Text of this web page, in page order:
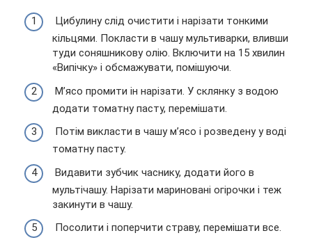
Цибулину слід очистити і нарізати тонкими
кільцями. Покласти в чашу мультиварки, вливши
туди соняшникову олію. Включити на 15 хвилин
«Випічку» і обсмажувати, помішуючи.
М’ясо промити ін нарізати. У склянку з водою
додати томатну пасту, перемішати.
Потім викласти в чашу м’ясо і розведену у воді
томатну пасту.
Видавити зубчик часнику, додати його в
мультічашу. Нарізати мариновані огірочки і теж
закинути в чашу.
Посолити і поперчити страву, перемішати все.